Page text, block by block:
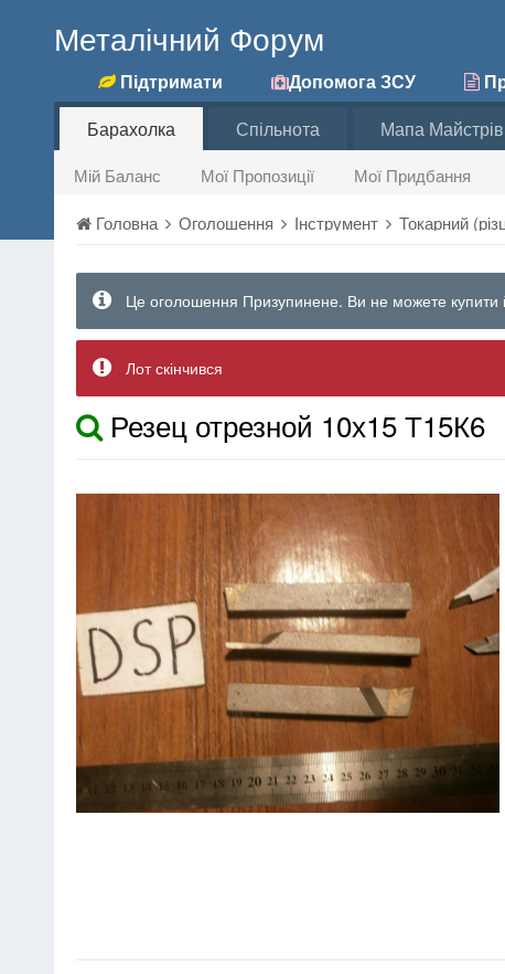
Металічний Форум
Підтримати Допомога ЗСУ
Барахолка
Мій Баланс Мої Пропозиції Мої Придбання
Спільнота Мапа Майстрів
Головна Оголошення Інструмент Токарний
Це оголошення Призупинене. Ви не можете купити
Лот скінчився
Резец отрезной 10х15 Т15К6